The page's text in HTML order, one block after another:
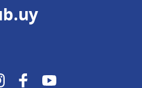
InstagramFacebookYouTube